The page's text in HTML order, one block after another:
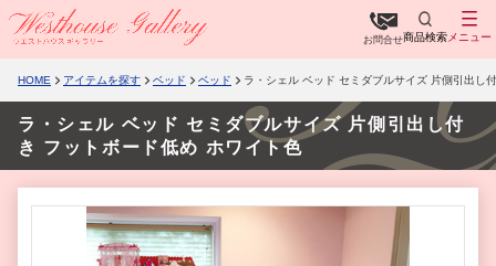
お問合せ商品検索 メニュー
HOME アイテムを探す ベッド ベッド ラ・シェル ベッド セミダブルサイズ 片側引出し
ラ・シェル ベッド セミダブルサイズ 片側引出し付
き フットボード低め ホワイト色